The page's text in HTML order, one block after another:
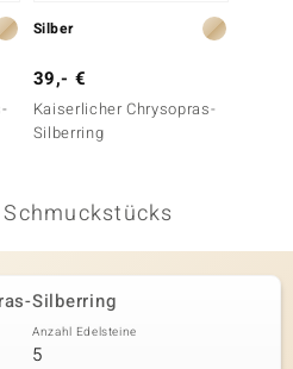
Silber
39,- €
Kaiserlicher Chrysopras-
Silberring
Silberring
Anzahl Edelsteine
5